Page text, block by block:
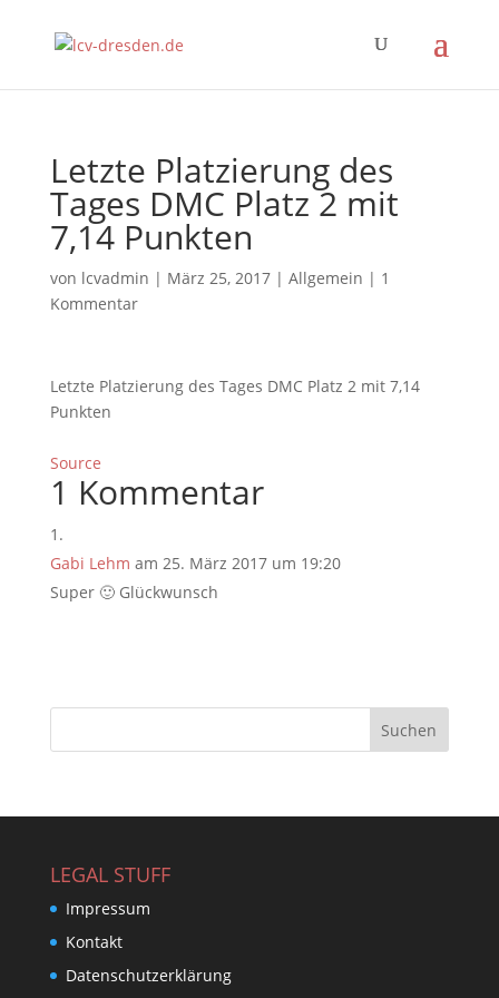
Letzte Platzierung des
Tages DMC Platz 2 mit
7,14 Punkten
von lcvadmin | März 25, 2017| Allgemein | 1
Kommentar
Letzte Platzierung des Tages DMC Platz 2 mit 7,14
Punkten
Source
1 Kommentar
Gabi Lehm am 25. März 2017 um 19:20
Super 🙂 Glückwunsch
LEGAL STUFF
Impressum
Kontakt
Datenschutzerklärung